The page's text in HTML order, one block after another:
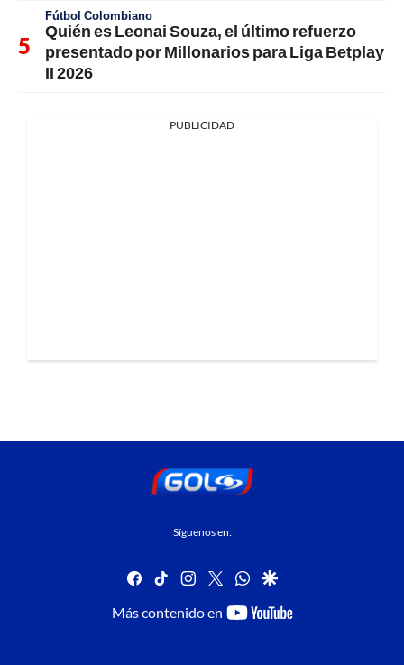
Fútbol Colombiano
Quién es Leonai Souza, el último refuerzo
presentado por Millonarios para Liga Betplay
II 2026
PUBLICIDAD
Síguenos en:
facebook
tiktok instagram
twitterwhatsapp
google
Más contenido en
youtube-